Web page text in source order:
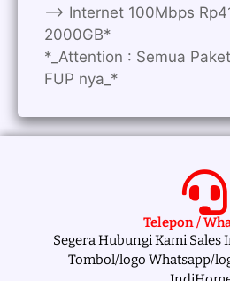
—> Internet 100Mbps
2000GB*
*_Attention : Semua
FUP nya_*
Telepon /
Segera Hubungi Kami
Tombol/logo Whatsapp/